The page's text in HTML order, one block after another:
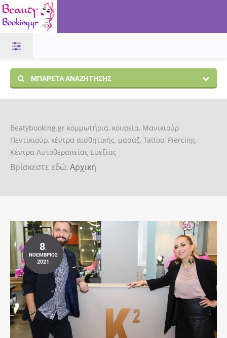
ΜΠΑΡΈΤΑ ΑΝΑΖΉΤΗΣΗΣ
Beatybooking.gr κομμωτήρια, κουρεία, Μανικιούρ
Πεντικιούρ, κέντρα αισθητικής, μασάζ, Tattoo, Piercing,
Κέντρα Αυτοθεραπείας Ευεξίας
Βρίσκεστε εδώ: Αρχική
8.
ΝΟΈΜΒΡΙΟΣ
2021